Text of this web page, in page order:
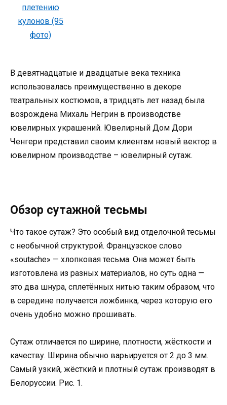
В девятнадцатые и двадцатые века техника
использовалась преимущественно в декоре
театральных костюмов, а тридцать лет назад была
возрождена Михаль Негрин в производстве
ювелирных украшений. Ювелирный Дом Дори
Ченгери представил своим клиентам новый вектор в
ювелирном производстве – ювелирный сутаж.
Обзор сутажной тесьмы
Что такое сутаж? Это особый вид отделочной тесьмы
с необычной структурой. Французское слово
«soutache» — хлопковая тесьма. Она может быть
изготовлена из разных материалов, но суть одна —
это два шнура, сплетённых нитью таким образом, что
в середине получается ложбинка, через которую его
очень удобно можно прошивать.
Сутаж отличается по ширине, плотности, жёсткости и
качеству. Ширина обычно варьируется от 2 до 3 мм.
Самый узкий, жёсткий и плотный сутаж производят в
Белоруссии. Рис. 1.